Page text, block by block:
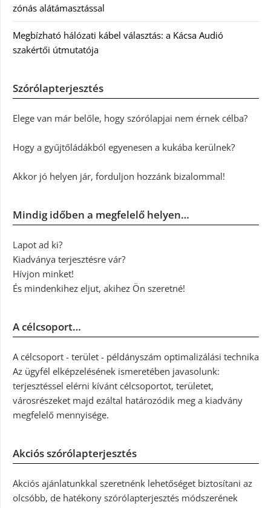
zónás alátámasztással
Megbízható hálózati kábel választás: a Kácsa Audió
szakértői útmutatója
Szórólapterjesztés
Elege van már belőle, hogy szórólapjai nem érnek célba?
Hogy a gyűjtőládákból egyenesen a kukába kerülnek?
Akkor jó helyen jár, forduljon hozzánk bizalommal!
Mindig időben a megfelelő helyen…
Lapot ad ki?
Kiadványa terjesztésre vár?
Hívjon minket!
És mindenkihez eljut, akihez Ön szeretné!
A célcsoport…
A célcsoport - terület - példányszám optimalizálási technika
Az ügyfél elképzelésének ismeretében javasolunk:
terjesztéssel elérni kívánt célcsoportot, területet,
városrészeket majd ezáltal határozódik meg a kiadvány
megfelelő mennyisége.
Akciós szórólapterjesztés
Akciós ajánlatunkkal szeretnénk lehetőséget biztosítani az
olcsóbb, de hatékony szórólapterjesztés módszerének